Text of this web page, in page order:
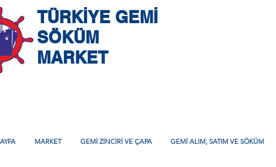
TÜRKİYE GEMİ
SÖKÜM
MARKET
MARKET GEMİ ZİNCİRİ VE ÇAPA GEMİ ALIM, SATIM VE SÖKÜM